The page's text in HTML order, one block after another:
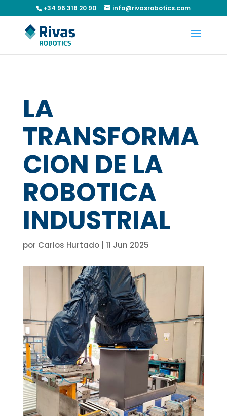
+34 96 318 20 90 info@rivasrobotics.com
LA
TRANSFORMA
CION DE LA
ROBOTICA
INDUSTRIAL
por Carlos Hurtado| 11 Jun 2025